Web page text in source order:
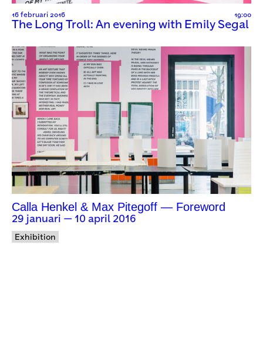
16 februari 2016 19:00
The Long Troll: An evening with Emily Segal
Calla Henkel & Max Pitegoff — Foreword
29 januari — 10 april 2016
Exhibition